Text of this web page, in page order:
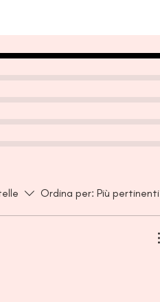
Angustifolium (Blueberry) Fruit
Ordina per: Più pertinenti